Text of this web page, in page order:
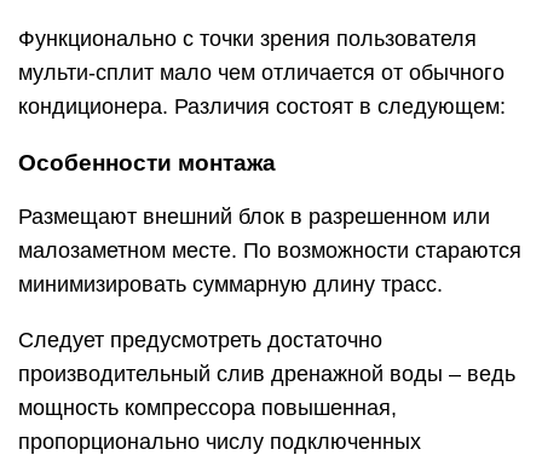
Функционально с точки зрения пользователя
мульти-сплит мало чем отличается от обычного
кондиционера. Различия состоят в следующем:
Особенности монтажа
Размещают внешний блок в разрешенном или
малозаметном месте. По возможности стараются
минимизировать суммарную длину трасс.
Следует предусмотреть достаточно
производительный слив дренажной воды – ведь
мощность компрессора повышенная,
пропорционально числу подключенных